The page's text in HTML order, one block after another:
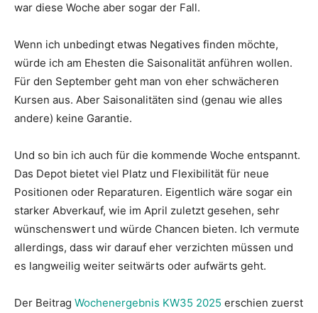
war diese Woche aber sogar der Fall.
Wenn ich unbedingt etwas Negatives finden möchte,
würde ich am Ehesten die Saisonalität anführen wollen.
Für den September geht man von eher schwächeren
Kursen aus. Aber Saisonalitäten sind (genau wie alles
andere) keine Garantie.
Und so bin ich auch für die kommende Woche entspannt.
Das Depot bietet viel Platz und Flexibilität für neue
Positionen oder Reparaturen. Eigentlich wäre sogar ein
starker Abverkauf, wie im April zuletzt gesehen, sehr
wünschenswert und würde Chancen bieten. Ich vermute
allerdings, dass wir darauf eher verzichten müssen und
es langweilig weiter seitwärts oder aufwärts geht.
Der Beitrag Wochenergebnis KW35 2025 erschien zuerst